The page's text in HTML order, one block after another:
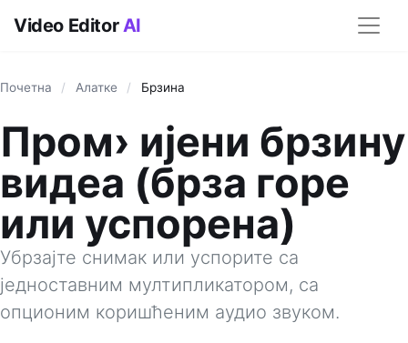
Video EditorAI
Почетна / Алатке / Брзина
Пром› ијени брзину
видеа (брза горе
или успорена)
Убрзајте снимак или успорите са
једноставним мултипликатором, са
опционим коришћеним аудио звуком.